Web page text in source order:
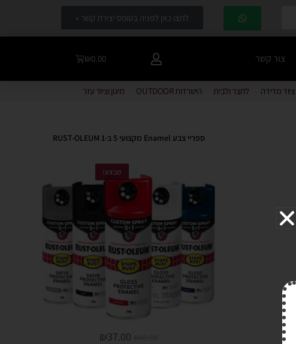
לחצו כאן לפניה בטופס יצירת קשר »
צור קשר ₪0.00
ציוד מדידה לחצר ולבית הישרדות OUTDOOR מיגון וציוד עזר
ספריי צבע Enamel מקצועי 5 ב-1 RUST-OLEUM
מבצע!
₪37.00